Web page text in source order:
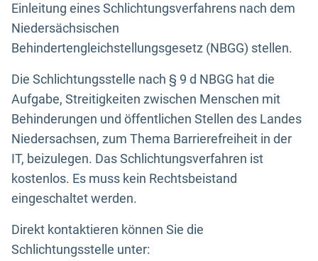
Einleitung eines Schlichtungsverfahrens nach dem
Niedersächsischen
Behindertengleichstellungsgesetz (NBGG) stellen.
Die Schlichtungsstelle nach § 9 d NBGG hat die
Aufgabe, Streitigkeiten zwischen Menschen mit
Behinderungen und öffentlichen Stellen des Landes
Niedersachsen, zum Thema Barrierefreiheit in der
IT, beizulegen. Das Schlichtungsverfahren ist
kostenlos. Es muss kein Rechtsbeistand
eingeschaltet werden.
Direkt kontaktieren können Sie die
Schlichtungsstelle unter: